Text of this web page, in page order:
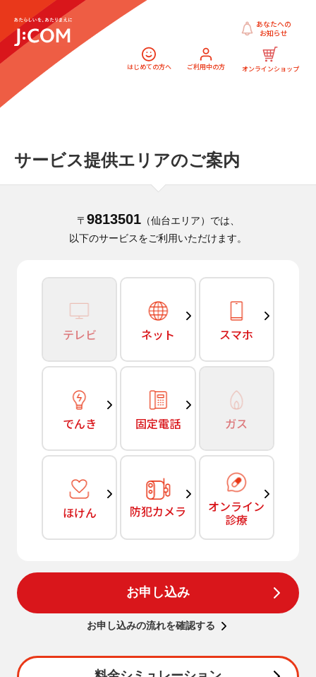
はじめての方へ ご利用中の方 オンラインショップ
あなたへの
お知らせ
サービス提供エリアのご案内
〒 9813501（仙台エリア）では、
以下のサービスをご利用いただけます。
テレビ ネット スマホ
でんき 固定電話 ガス
ほけん 防犯カメラ オンライン
診療
お申し込み
お申し込みの流れを確認する